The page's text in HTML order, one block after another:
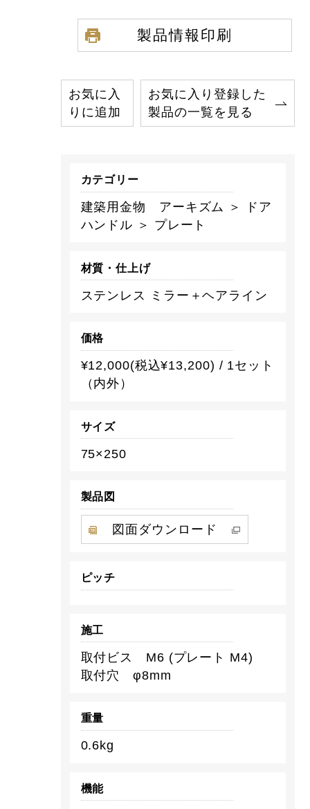
製品情報印刷
お気に入
りに追加
お気に入り登録した
製品の一覧を見る
カテゴリー
建築用金物 アーキズム ＞ ドア
ハンドル ＞ プレート
材質・仕上げ
ステンレス ミラー＋ヘアライン
価格
¥12,000(税込¥13,200) / 1セット
（内外）
サイズ
75×250
製品図
図面ダウンロード
ピッチ
施工
取付ビス M6 (プレート M4)
取付穴 φ8mm
重量
0.6kg
機能